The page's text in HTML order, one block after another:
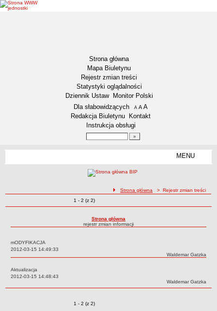
Strona główna
Mapa Biuletynu
Rejestr zmian treści
Statystyki oglądalności
Dziennik Ustaw
Monitor Polski
Menu dodatkowe
Dla słabowidzących A pomniejsz czcionkę
A standardowy rozmiar czcionki
A
Redakcja Biuletynu
Kontakt
Instrukcja obsługi
MENU
Sołectwa
Współpraca zagraniczna
Strategia rozwoju Gminy
Aktualności
Obwieszczenia, ogłoszenia i komunikaty
ścieżka nawigacji
Strona główna > Rejestr zmian treści
Zmiany o pozycjach
1 - 2 (z 2)
Strona główna
rejestr zmian informacji
mODYFIKACJA
Data:
2012-03-15 14:49:33
Autor:
Waldemar Gatzka
Aktualizacja
Data:
2012-03-15 14:48:43
Autor:
Waldemar Gatzka
Zmiany o pozycjach
1 - 2 (z 2)